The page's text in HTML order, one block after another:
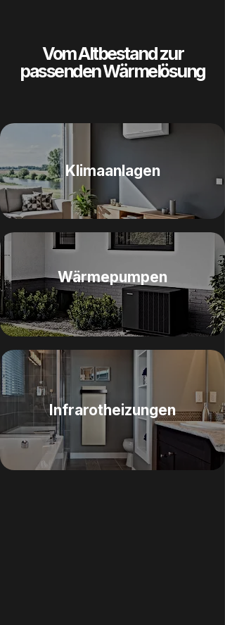
Vom Altbestand zur
passenden Wärmelösung
Klimaanlagen
Wärmepumpen
Infrarotheizungen